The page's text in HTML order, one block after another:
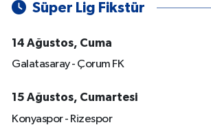
Süper Lig Fikstür
14 Ağustos, Cuma
Galatasaray - Çorum FK
15 Ağustos, Cumartesi
Konyaspor - Rizespor